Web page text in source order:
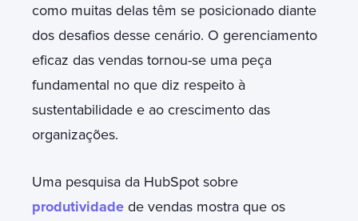
como muitas delas têm se posicionado diante
dos desafios desse cenário. O gerenciamento
eficaz das vendas tornou-se uma peça
fundamental no que diz respeito à
sustentabilidade e ao crescimento das
organizações.
Uma pesquisa da HubSpot sobre
produtividade de vendas mostra que os